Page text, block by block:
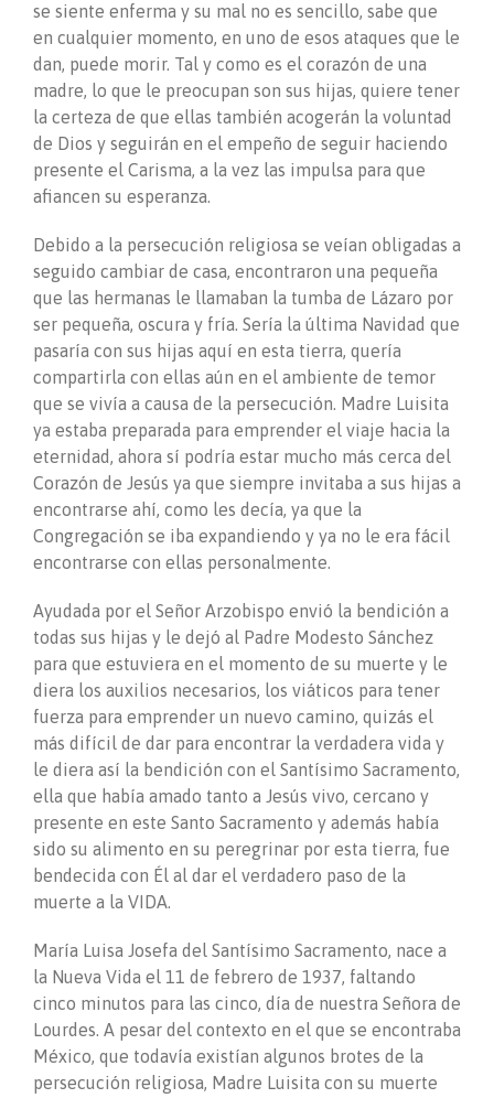
se siente enferma y su mal no es sencillo, sabe que
en cualquier momento, en uno de esos ataques que le
dan, puede morir. Tal y como es el corazón de una
madre, lo que le preocupan son sus hijas, quiere tener
la certeza de que ellas también acogerán la voluntad
de Dios y seguirán en el empeño de seguir haciendo
presente el Carisma, a la vez las impulsa para que
afiancen su esperanza.
Debido a la persecución religiosa se veían obligadas a
seguido cambiar de casa, encontraron una pequeña
que las hermanas le llamaban la tumba de Lázaro por
ser pequeña, oscura y fría. Sería la última Navidad que
pasaría con sus hijas aquí en esta tierra, quería
compartirla con ellas aún en el ambiente de temor
que se vivía a causa de la persecución. Madre Luisita
ya estaba preparada para emprender el viaje hacia la
eternidad, ahora sí podría estar mucho más cerca del
Corazón de Jesús ya que siempre invitaba a sus hijas a
encontrarse ahí, como les decía, ya que la
Congregación se iba expandiendo y ya no le era fácil
encontrarse con ellas personalmente.
Ayudada por el Señor Arzobispo envió la bendición a
todas sus hijas y le dejó al Padre Modesto Sánchez
para que estuviera en el momento de su muerte y le
diera los auxilios necesarios, los viáticos para tener
fuerza para emprender un nuevo camino, quizás el
más difícil de dar para encontrar la verdadera vida y
le diera así la bendición con el Santísimo Sacramento,
ella que había amado tanto a Jesús vivo, cercano y
presente en este Santo Sacramento y además había
sido su alimento en su peregrinar por esta tierra, fue
bendecida con Él al dar el verdadero paso de la
muerte a la VIDA.
María Luisa Josefa del Santísimo Sacramento, nace a
la Nueva Vida el 11 de febrero de 1937, faltando
cinco minutos para las cinco, día de nuestra Señora de
Lourdes. A pesar del contexto en el que se encontraba
México, que todavía existían algunos brotes de la
persecución religiosa, Madre Luisita con su muerte